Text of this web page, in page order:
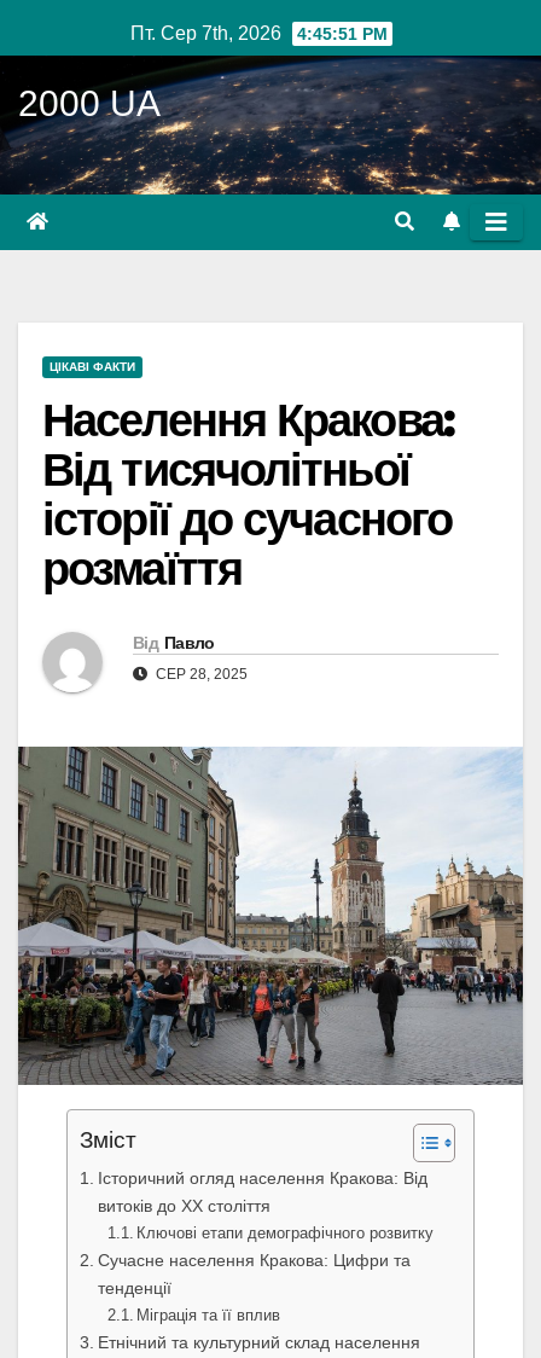
до
вмісту
Пт. Сер 7th, 2026 4:45:52 PM
2000 UA
ЦІКАВІ ФАКТИ
Населення Кракова:
Від тисячолітньої
історії до сучасного
розмаїття
Від Павло
СЕР 28, 2025
Зміст
Історичний огляд населення Кракова: Від
витоків до ХХ століття
Ключові етапи демографічного розвитку
Сучасне населення Кракова: Цифри та
тенденції
Міграція та її вплив
Етнічний та культурний склад населення